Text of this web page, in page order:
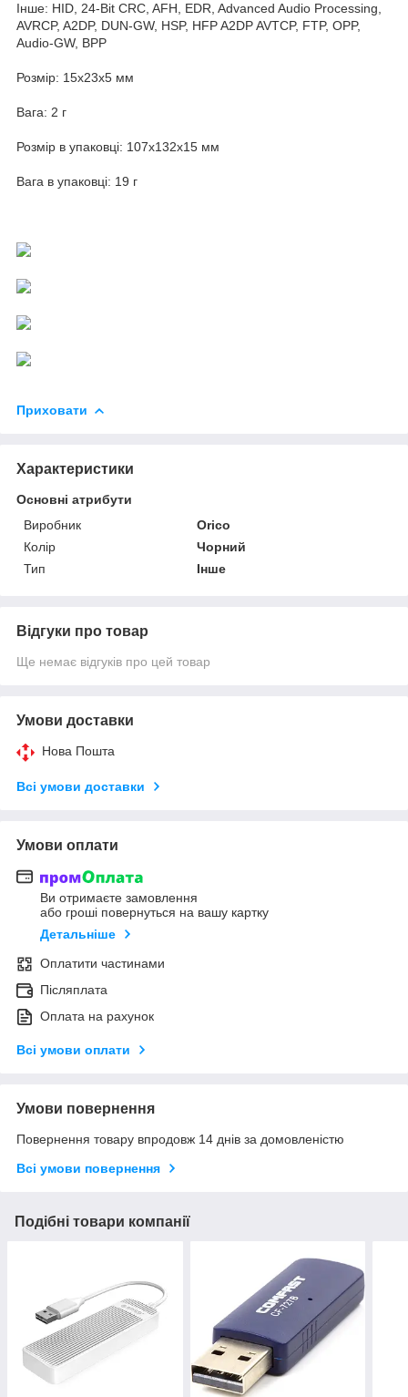
Інше: HID, 24-Bit CRC, AFH, EDR, Advanced Audio Processing,
AVRCP, A2DP, DUN-GW, HSP, HFP A2DP AVTCP, FTP, OPP,
Audio-GW, BPP
Розмір: 15x23x5 мм
Вага: 2 г
Розмір в упаковці: 107х132х15 мм
Вага в упаковці: 19 г
Приховати
Характеристики
Основні атрибути
Виробник
Orico
Колір
Чорний
Тип
Інше
Відгуки про товар
Ще немає відгуків про цей товар
Умови доставки
Нова Пошта
Всі умови доставки
Умови оплати
Ви отримаєте замовлення
або гроші повернуться на вашу картку
Детальніше
Оплатити частинами
Післяплата
Оплата на рахунок
Всі умови оплати
Умови повернення
Повернення товару впродовж 14 днів за домовленістю
Всі умови повернення
Подібні товари компанії